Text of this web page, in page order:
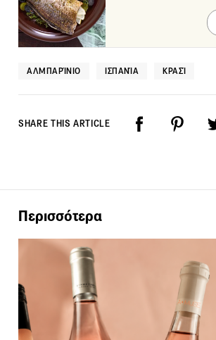
ΑΛΜΠΑΡΊΝΙΟ ΙΣΠΑΝΊΑ ΚΡΑΣΊ
SHARE THIS ARTICLE
Περισσότερα